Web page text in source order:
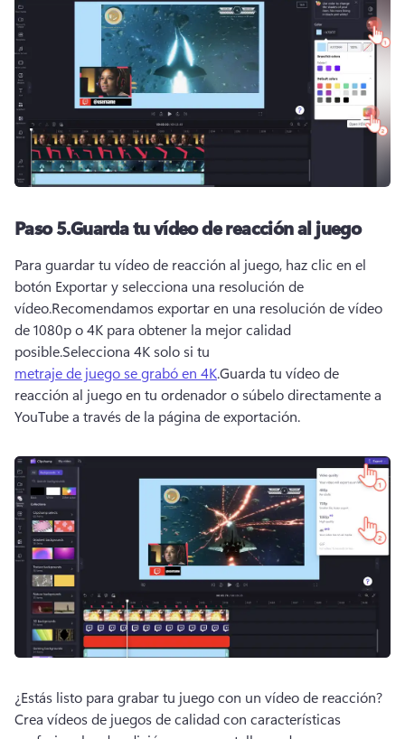
Paso 5.Guarda tu vídeo de reacción al juego
Para guardar tu vídeo de reacción al juego, haz clic en el
botón Exportar y selecciona una resolución de
vídeo.Recomendamos exportar en una resolución de vídeo
de 1080p o 4K para obtener la mejor calidad
posible.Selecciona 4K solo si tu
metraje de juego se grabó en 4K.Guarda tu vídeo de
reacción al juego en tu ordenador o súbelo directamente a
YouTube a través de la página de exportación.
¿Estás listo para grabar tu juego con un vídeo de reacción?
Crea vídeos de juegos de calidad con características